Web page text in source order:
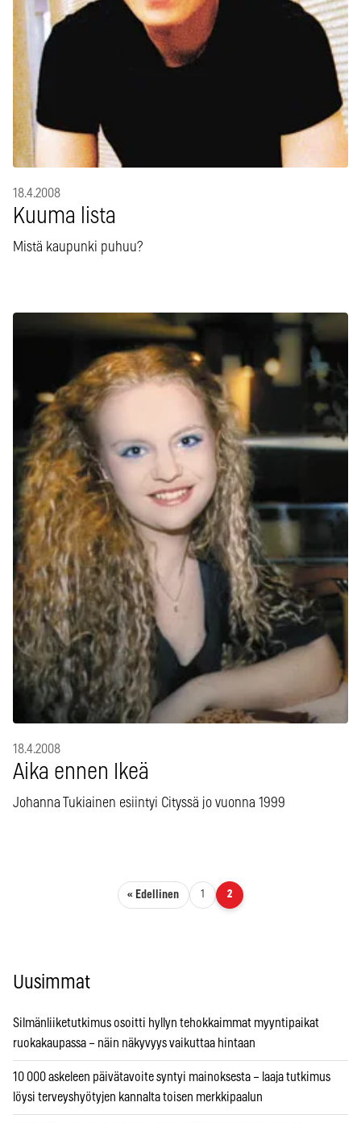
18.4.2008
Kuuma lista
Mistä kaupunki puhuu?
18.4.2008
Aika ennen Ikeä
Johanna Tukiainen esiintyi Cityssä jo vuonna 1999
Artikkelien sivutus
« Edellinen 1 2
Uusimmat
Silmänliiketutkimus osoitti hyllyn tehokkaimmat myyntipaikat
ruokakaupassa – näin näkyvyys vaikuttaa hintaan
10 000 askeleen päivätavoite syntyi mainoksesta – laaja tutkimus
löysi terveyshyötyjen kannalta toisen merkkipaalun